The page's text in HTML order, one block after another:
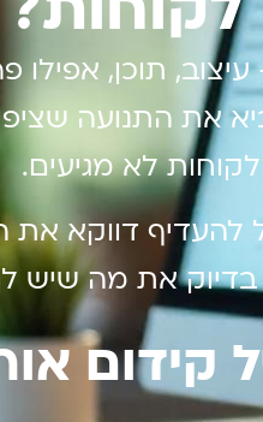
לקוחות?
תוכן, אפילו
את התנועה
לא מגיעים.
להעדיף דווקא
את מה שיש